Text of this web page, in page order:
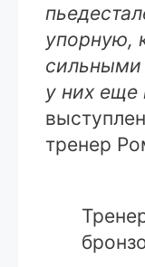
упорную,
у них еще
тренер